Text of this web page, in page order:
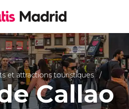
et attractions touristiques
Callao